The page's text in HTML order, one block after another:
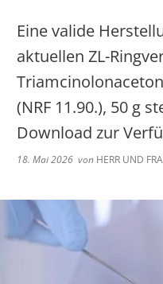
Eine valide
aktuellen ZL-
(NRF 11.90.), 50 g
Download zur
18. Mai 2026 von HERR UND